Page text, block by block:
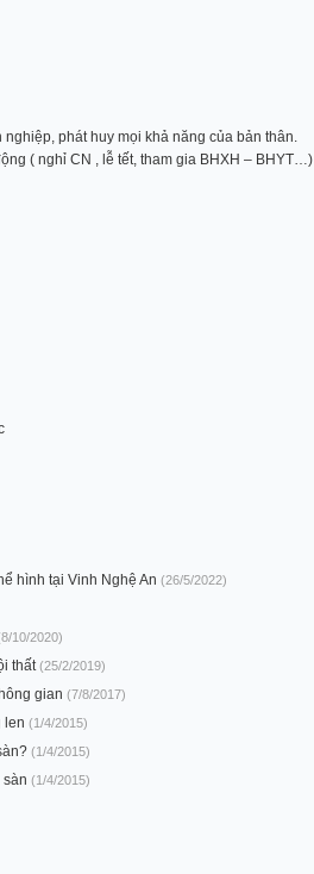
phát huy mọi khả năng của bản thân.
( nghỉ CN , lễ tết, tham gia BHXH – BHYT…)
hình tại Vinh Nghệ An (26/5/2022)
10/2020)
thất(25/2/2019)
gian (7/8/2017)
len (1/4/2015)
(1/4/2015)
(1/4/2015)